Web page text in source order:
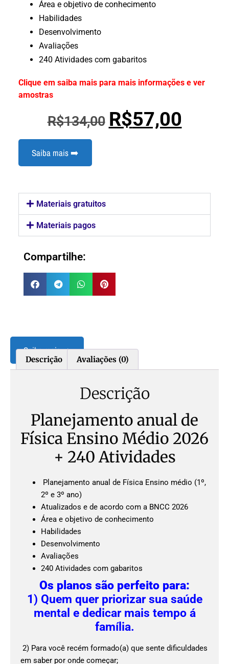
Área e objetivo de conhecimento
Habilidades
Desenvolvimento
Avaliações
240 Atividades com gabaritos
Clique em saiba mais para mais informações e ver
amostras
R$134,00 R$57,00
Saiba mais ➡️
Materiais gratuitos
Materiais pagos
Compartilhe:
Saiba mais ➡️
Descrição Avaliações (0)
Descrição
Planejamento anual de
Física Ensino Médio 2026
+ 240 Atividades
Planejamento anual de Física Ensino médio (1º,
2º e 3º ano)
Atualizados e de acordo com a BNCC 2026
Área e objetivo de conhecimento
Habilidades
Desenvolvimento
Avaliações
240 Atividades com gabaritos
Os planos são perfeito para:
1) Quem quer priorizar sua saúde
mental e dedicar mais tempo á
família.
2) Para você recém formado(a) que sente dificuldades
em saber por onde começar;